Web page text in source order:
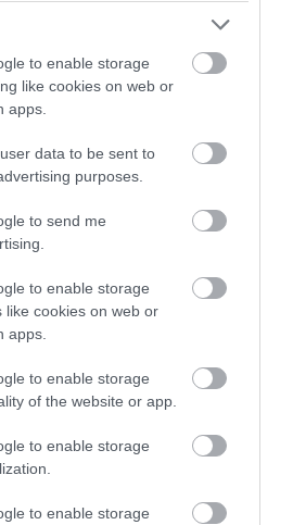
to enable storage
like cookies on web or
apps.
data to be sent to
purposes.
to send me
to enable storage
like cookies on web or
apps.
to enable storage
of the website or app.
to enable storage
to enable storage